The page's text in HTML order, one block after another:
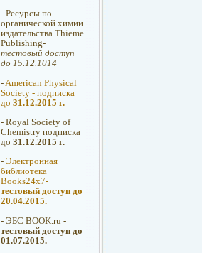
- Ресурсы по
органической химии
издательства Thieme
Publishing-
тестовый доступ
до 15.12.1014
- American Physical
Society - подписка
до 31.12.2015 г.
- Royal Society of
Chemistry подписка
до 31.12.2015 г.
- Электронная
библиотека
Books24x7-
тестовый доступ до
20.04.2015.
- ЭБС BOOK.ru -
тестовый доступ до
01.07.2015.